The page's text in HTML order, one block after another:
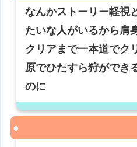
なんかストーリー軽視
たいな人がいるから肩
クリアまで一本道でク
原でひたすら狩ができ
のに